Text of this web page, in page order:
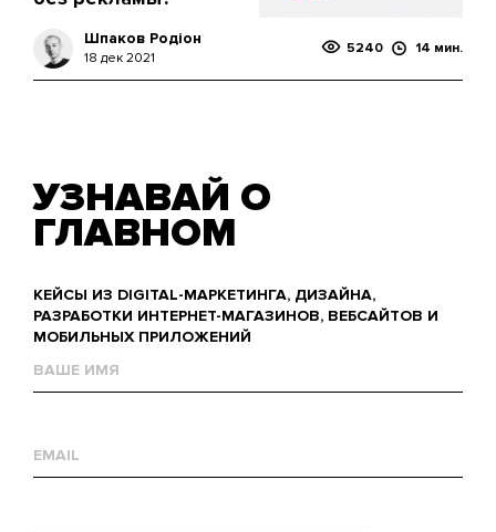
Шпаков Родіон
18 дек 2021
5240 14 мин.
УЗНАВАЙ О
ГЛАВНОМ
КЕЙСЫ ИЗ DIGITAL-МАРКЕТИНГА, ДИЗАЙНА,
РАЗРАБОТКИ ИНТЕРНЕТ-МАГАЗИНОВ, ВЕБСАЙТОВ И
МОБИЛЬНЫХ ПРИЛОЖЕНИЙ
mail